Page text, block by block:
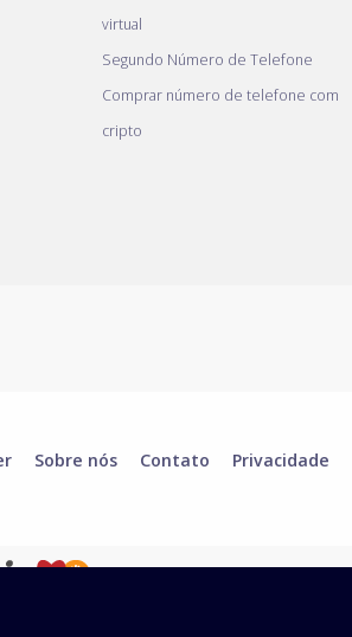
virtual
Segundo Número de Telefone
Comprar número de telefone com
cripto
Sobre nós Contato Privacidade